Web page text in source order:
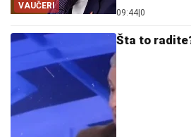
VAUČERI
09:44 0
Šta to